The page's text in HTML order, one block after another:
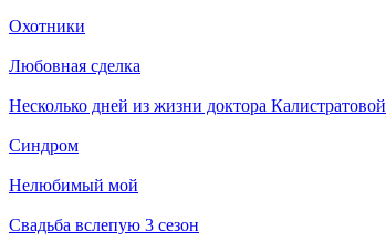
Охотники
Любовная сделка
Несколько дней из жизни доктора Калистратовой
Синдром
Нелюбимый мой
Свадьба вслепую 3 сезон